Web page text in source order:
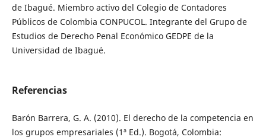
de Ibagué. Miembro activo del Colegio de Contadores
Públicos de Colombia CONPUCOL. Integrante del Grupo de
Estudios de Derecho Penal Económico GEDPE de la
Universidad de Ibagué.
Referencias
Barón Barrera, G. A. (2010). El derecho de la competencia en
los grupos empresariales (1ª Ed.). Bogotá, Colombia: